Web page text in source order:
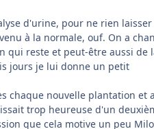
d'urine, pour ne rien laisser
à la normale, ouf. On a
qui reste et peut-être aussi de
jours je lui donne un petit
chaque nouvelle plantation et a
trop heureuse d'un
que cela motive un peu